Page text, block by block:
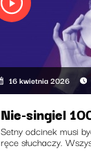
16 kwietnia 2026
Nie-singiel
Setny odcinek musi
ręce słuchaczy.